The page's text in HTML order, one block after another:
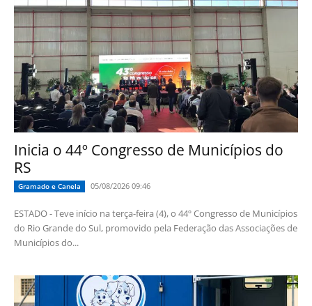
Inicia o 44º Congresso de Municípios do
RS
Gramado e Canela 05/08/2026 09:46
ESTADO - Teve início na terça-feira (4), o 44º Congresso de Municípios
do Rio Grande do Sul, promovido pela Federação das Associações de
Municípios do...